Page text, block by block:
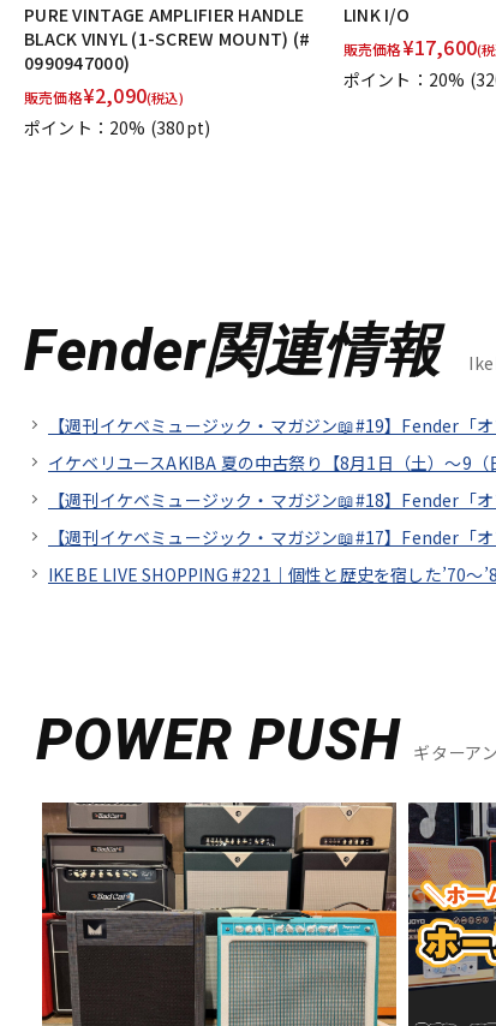
PURE VINTAGE AMPLIFIER HANDLE
BLACK VINYL (1-SCREW MOUNT) (#
0990947000)
販売価格¥2,090(税込)
ポイント：20% (380pt)
LINK I/O
販売価格¥17,600(
ポイント：20%
Fender関連情報
【週刊イケベミュージック・マガジン📖#19】Fender「
イケベリユースAKIBA 夏の中古祭り【8月1日（土）～9（
【週刊イケベミュージック・マガジン📖#18】Fender「
【週刊イケベミュージック・マガジン📖#17】Fender
IKEBE LIVE SHOPPING #221｜個性と歴史を宿した
POWER PUSH ギターア